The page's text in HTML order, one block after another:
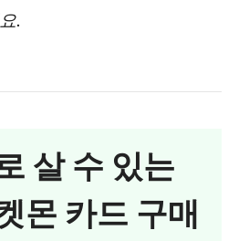
.
살 수 있는
몬 카드 구매